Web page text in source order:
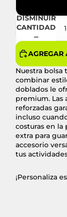
DISMINUIR
CANTIDAD
AGREGAR
Nuestra bolsa
combinar
doblados le
premium. Las
reforzadas
incluso
costuras en
extra para
accesorio
tus
¡Personaliza